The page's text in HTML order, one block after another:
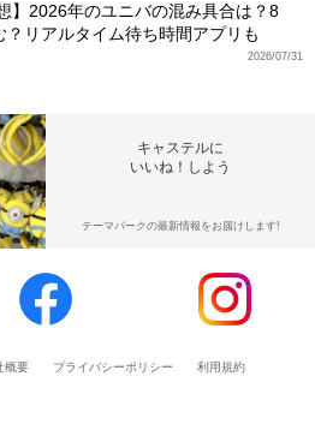
】2026年のユニバの混み具合は？8
？リアルタイム待ち時間アプリも
2026/07/31
キャステルに
いいね！しよう
テーマパークの最新情報をお届けします!
概要 プライバシーポリシー 利用規約